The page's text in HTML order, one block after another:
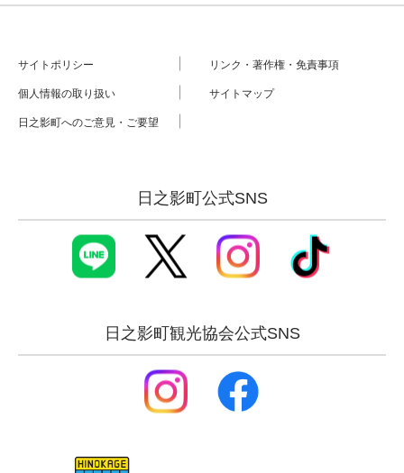
サイトポリシー リンク・著作権・免責事項
個人情報の取り扱い サイトマップ
日之影町へのご意見・ご要望
日之影町公式SNS
日之影町観光協会公式SNS